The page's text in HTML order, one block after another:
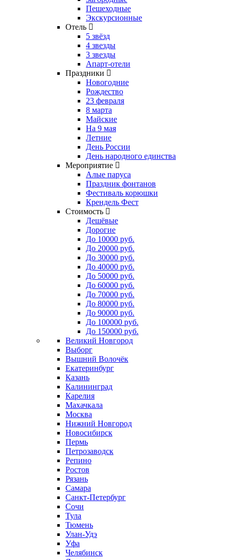
Пешеходные
Экскурсионные
Отель
5 звёзд
4 звезды
3 звезды
Апарт-отели
Праздники
Новогодние
Рождество
23 февраля
8 марта
Майские
На 9 мая
Летние
День России
День народного единства
Мероприятие
Алые паруса
Праздник фонтанов
Фестиваль корюшки
Крендель Фест
Стоимость
Дешёвые
Дорогие
До 10000 руб.
До 20000 руб.
До 30000 руб.
До 40000 руб.
До 50000 руб.
До 60000 руб.
До 70000 руб.
До 80000 руб.
До 90000 руб.
До 100000 руб.
До 150000 руб.
Великий Новгород
Выборг
Вышний Волочёк
Екатеринбург
Казань
Калининград
Карелия
Махачкала
Москва
Нижний Новгород
Новосибирск
Пермь
Петрозаводск
Репино
Ростов
Рязань
Самара
Санкт-Петербург
Сочи
Тула
Тюмень
Улан-Удэ
Уфа
Челябинск